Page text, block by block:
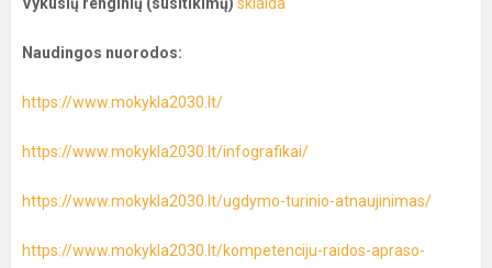
Naudingos nuorodos:
https://www.mokykla2030.lt/
https://www.mokykla2030.lt/infografikai/
https://www.mokykla2030.lt/ugdymo-turinio-atnaujinimas/
https://www.mokykla2030.lt/kompetenciju-raidos-apraso-